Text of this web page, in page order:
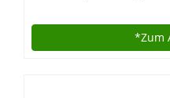
Gesundes Arbeiten| 3
Modell: EI-01
*Zum